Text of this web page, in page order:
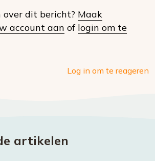
social
over dit bericht? Maak
account aan of login om te
Log in om te reageren
artikelen